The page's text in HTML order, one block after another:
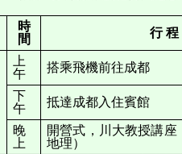
時
間
行程
上
午
搭乘飛機前往成都
下
午
抵達成都入住賓館
晚
上
開營式，川大教授講座
地理）